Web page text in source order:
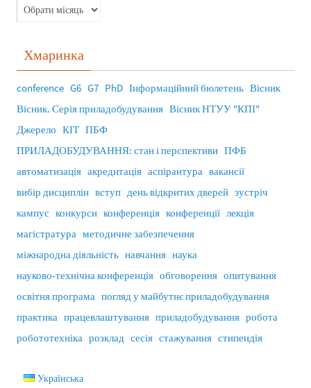
Хмаринка
conference G6 G7 PhD Інформаційний бюлетень Вісник
Вісник. Серія приладобудування Вісник НТУУ "КПІ"
Джерело КІТ ПБФ
ПРИЛАДОБУДУВАННЯ: стан і перспективи ПФБ
автоматизація акредитація аспірантура вакансії
вибір дисциплін вступ день відкритих дверей зустріч
кампус конкурси конференція конференції лекція
магістратура методичне забезпечення
міжнародна діяльність навчання наука
науково-технічна конференція обговорення опитування
освітня програма погляд у майбутнє приладобудування
практика працевлаштування приладобудування робота
робототехніка розклад сесія стажування стипендія
Українська